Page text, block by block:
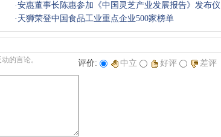
·安惠董事长陈惠参加《中国灵芝产业发展报告》发布仪
式
· 天狮荣登中国食品工业重点企业500家榜单
的言论。 评价: 中立 好评 差评